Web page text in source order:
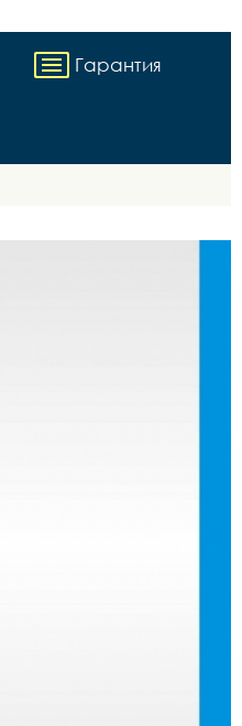
Гарантия